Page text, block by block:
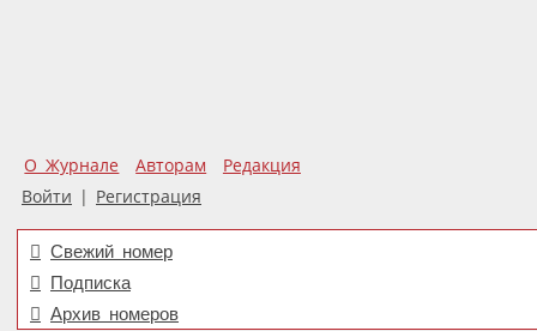
О Журнале Авторам
Редакция
Войти | Регистрация
Свежий номер
Подписка
Архив номеров